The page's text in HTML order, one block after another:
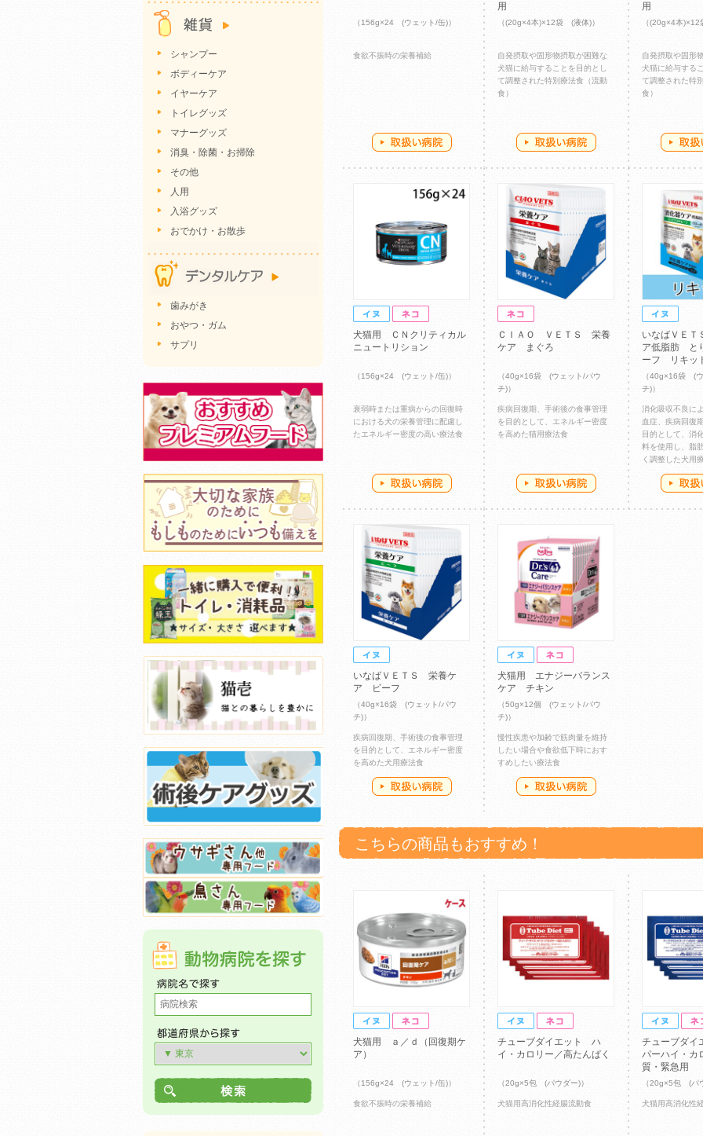
（156g×24 (ウェット/缶)）
食欲不振時の栄養補給
用
（(20g×4本)×12袋 (液体)）
自発摂取や固形物摂取が困難な
犬猫に給与することを目的とし
て調整された特別療法食（流動
食）
用
（(20g×4本
自発摂取や固形
犬猫に給与する
て調整された特
食）
犬猫用 ＣＮクリティカル
ニュートリション
（156g×24 (ウェット/缶)）
衰弱時または重病からの回復時
における犬の栄養管理に配慮し
たエネルギー密度の高い療法食
ＣＩＡＯ ＶＥＴＳ 栄養
ケア まぐろ
（40g×16袋 (ウェット/パウ
チ)）
疾病回復期、手術後の食事管理
を目的として、エネルギー密度
を高めた猫用療法食
いなばＶＥ
ア低脂肪 と
ーフ リキッ
（40g×16袋 (
チ)）
消化吸収不良に
血症、疾病回復
目的として、消
料を使用し、脂
く調整した犬用
いなばＶＥＴＳ 栄養ケ
ア ビーフ
（40g×16袋 (ウェット/パウ
チ)）
疾病回復期、手術後の食事管理
を目的として、エネルギー密度
を高めた犬用療法食
犬猫用 エナジーバランス
ケア チキン
（50g×12個 (ウェット/パウ
チ)）
慢性疾患や加齢で筋肉量を維持
したい場合や食欲低下時におす
すめしたい療法食
こちらの商品もおすすめ！
犬猫用 ａ／ｄ（回復期ケ
ア）
（156g×24 (ウェット/缶)）
食欲不振時の栄養補給
チューブダイエット ハ
イ・カロリー／高たんぱく
（20g×5包 (パウダー)）
犬猫用高消化性経腸流動食
チューブダ
パーハイ・カ
質・緊急用
（20g×5包 (パ
犬猫用高消化性
シャンプー
ボディーケア
イヤーケア
トイレグッズ
マナーグッズ
消臭・除菌・お掃除
その他
人用
入浴グッズ
おでかけ・お散歩
歯みがき
おやつ・ガム
サプリ